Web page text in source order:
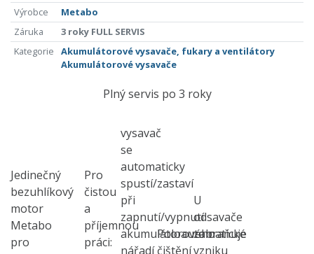
Výrobce
Metabo
Záruka
3 roky FULL SERVIS
Kategorie
Akumulátorové vysavače, fukary a ventilátory
Akumulátorové vysavače
Plný servis po 3 roky
Jedinečný
bezuhlíkový
motor
Metabo
pro
Pro
čistou
a
příjemnou
práci:
vysavač
se
automaticky
spustí/zastaví
při
zapnutí/vypnutí
akumulátorového
nářadí
Poloautomatické
čištění
U
odsavače
zabraňuje
vzniku